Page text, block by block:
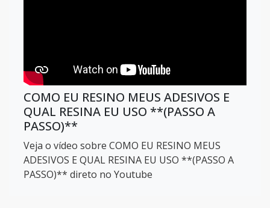
COMO EU RESINO MEUS ADESIVOS E
QUAL RESINA EU USO **(PASSO A
PASSO)**
Veja o vídeo sobre COMO EU RESINO MEUS
ADESIVOS E QUAL RESINA EU USO **(PASSO A
PASSO)** direto no Youtube